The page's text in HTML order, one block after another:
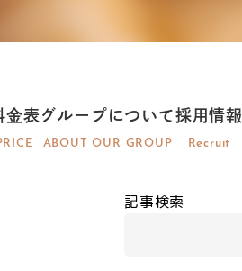
金表 グループについて
ABOUT OUR GROUP
採用情報
Recruit
記事検索